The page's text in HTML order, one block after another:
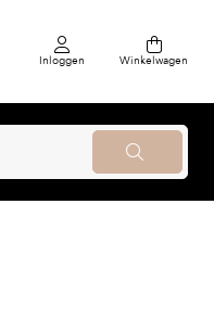
Inloggen Winkelwagen